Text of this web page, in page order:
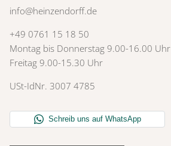
info@heinzendorff.de
+49 0761 15 18 50
Montag bis Donnerstag 9.00-16.00 Uhr
Freitag 9.00-15.30 Uhr
USt-IdNr. 3007 4785